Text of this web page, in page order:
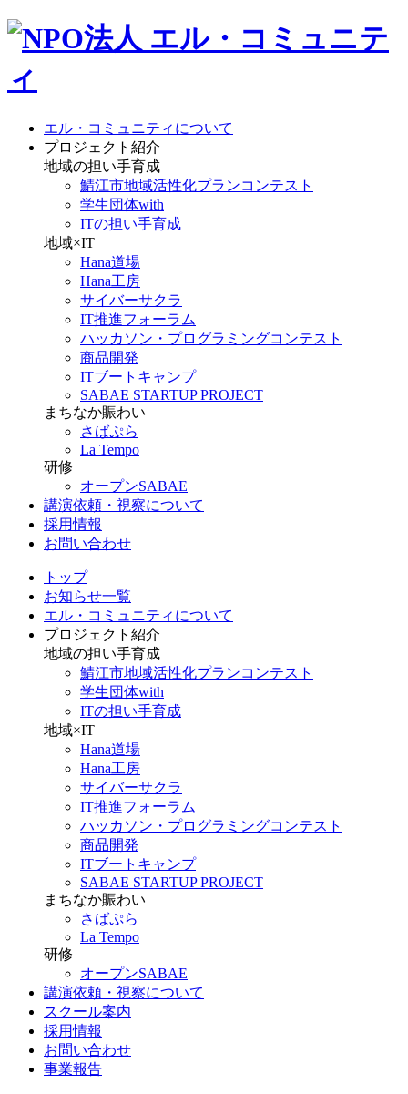
エル・コミュニティについて
プロジェクト紹介
地域の担い手育成
鯖江市地域活性化プランコンテスト
学生団体with
ITの担い手育成
地域×IT
Hana道場
Hana工房
サイバーサクラ
IT推進フォーラム
ハッカソン・プログラミングコンテスト
商品開発
ITブートキャンプ
SABAE STARTUP PROJECT
まちなか賑わい
さばぷら
La Tempo
研修
オープンSABAE
講演依頼・視察について
採用情報
お問い合わせ
トップ
お知らせ一覧
エル・コミュニティについて
プロジェクト紹介
地域の担い手育成
鯖江市地域活性化プランコンテスト
学生団体with
ITの担い手育成
地域×IT
Hana道場
Hana工房
サイバーサクラ
IT推進フォーラム
ハッカソン・プログラミングコンテスト
商品開発
ITブートキャンプ
SABAE STARTUP PROJECT
まちなか賑わい
さばぷら
La Tempo
研修
オープンSABAE
講演依頼・視察について
スクール案内
採用情報
お問い合わせ
事業報告